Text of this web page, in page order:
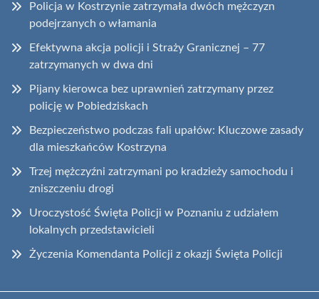
Policja w Kostrzynie zatrzymała dwóch mężczyzn
podejrzanych o włamania
Efektywna akcja policji i Straży Granicznej – 77
zatrzymanych w dwa dni
Pijany kierowca bez uprawnień zatrzymany przez
policję w Pobiedziskach
Bezpieczeństwo podczas fali upałów: Kluczowe zasady
dla mieszkańców Kostrzyna
Trzej mężczyźni zatrzymani po kradzieży samochodu i
zniszczeniu drogi
Uroczystość Święta Policji w Poznaniu z udziałem
lokalnych przedstawicieli
Życzenia Komendanta Policji z okazji Święta Policji